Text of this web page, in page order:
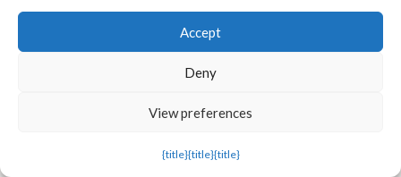
Tras dos años de reclusión domiciliaria, una mujer afgana huye
Accept
Deny
View preferences
{title}{title}{title}